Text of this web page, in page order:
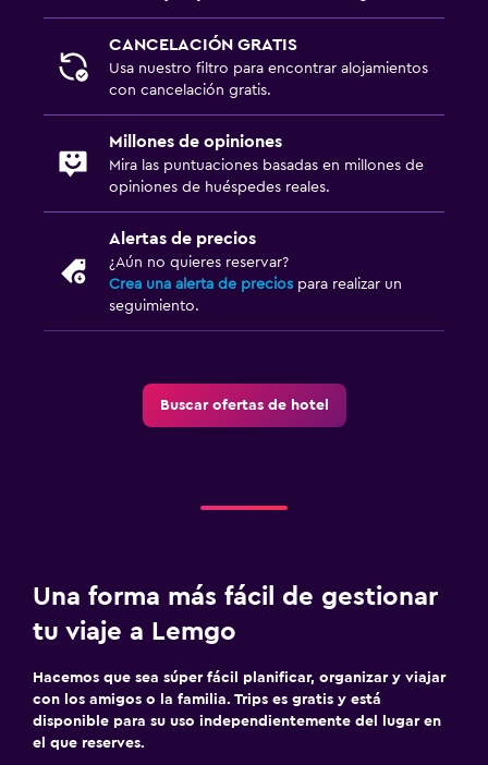
CANCELACIÓN GRATIS
Usa nuestro filtro para encontrar alojamientos
con cancelación gratis.
Millones de opiniones
Mira las puntuaciones basadas en millones de
opiniones de huéspedes reales.
Alertas de precios
¿Aún no quieres reservar?
Crea una alerta de precios para realizar un
seguimiento.
Buscar ofertas de hotel
Una forma más fácil de gestionar
tu viaje a Lemgo
Hacemos que sea súper fácil planificar, organizar y viajar
con los amigos o la familia. Trips es gratis y está
disponible para su uso independientemente del lugar en
el que reserves.